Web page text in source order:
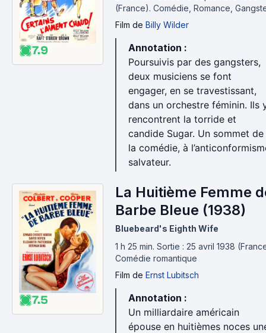
7.9
(France). Comédie, Romance,
Film de Billy Wilder
Annotation :
Poursuivis par des gangsters,
deux musiciens se font
engager, en se travestissant,
dans un orchestre féminin. Ils
rencontrent la torride et
candide Sugar. Un sommet de
la comédie, à
salvateur.
7.5
La Huitième Femme
Barbe Bleue (1938)
Bluebeard's Eighth Wife
1 h 25 min. Sortie : 25 avril 1938
Comédie romantique
Film de Ernst Lubitsch
Annotation :
Un milliardaire américain
épouse en huitièmes noces